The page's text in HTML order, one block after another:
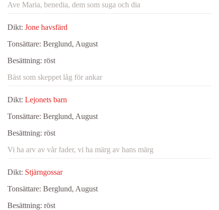
Ave Maria, benedia, dem som suga och dia
Dikt: Jone havsfärd
Tonsättare: Berglund, August
Besättning: röst
Bäst som skeppet låg för ankar
Dikt: Lejonets barn
Tonsättare: Berglund, August
Besättning: röst
Vi ha arv av vår fader, vi ha märg av hans märg
Dikt: Stjärngossar
Tonsättare: Berglund, August
Besättning: röst